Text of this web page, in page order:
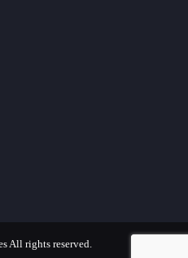
All rights reserved.